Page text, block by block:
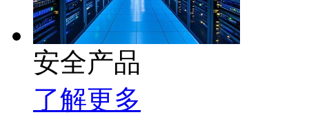
安全产品
了解更多